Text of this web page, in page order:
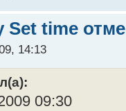
Set time
14:13
09:30